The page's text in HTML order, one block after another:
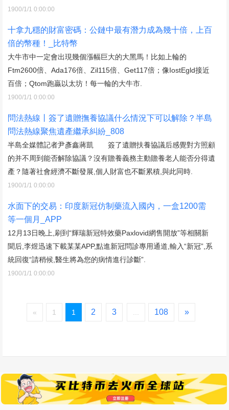
1900/1/1 0:00:00
十拿九穩的財富密碼：公鏈中最有潛力成為幾十倍，上百
倍的幣種！_比特幣
大牛市中一定會出現幾個漲幅巨大的大黑馬！比如上輪的
Ftm2600倍、Ada176倍、Zil115倍、Get117倍；像IostEgld接近
百倍；Qtom跑贏以太坊！每一輪的大牛市.
1900/1/1 0:00:00
問法熱線丨簽了遺贈撫養協議什么情況下可以解除？半島
問法熱線聚焦遺產繼承糾紛_808
半島全媒體記者尹彥鑫蔣凱 簽了遺贈扶養協議后感覺對方照顧
的并不周到能否解除協議？沒有贍養義務主動贍養老人能否分得遺
產？隨著社會經濟不斷發展,個人財富也不斷累積,與此同時.
1900/1/1 0:00:00
水面下的交易：印度新冠仿制藥流入國內，一盒1200需
等一個月_APP
12月13日晚上,刷到“輝瑞新冠特效藥Paxlovid網售開放”等相關新
聞后,李煜迅速下載某某APP,點進新冠問診專用通道,輸入“新冠”,系
統回復“請稍候,醫生將為您的病情進行診斷”.
1900/1/1 0:00:00
« 1 1 2 3 108 »